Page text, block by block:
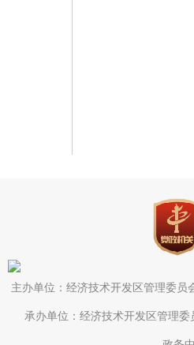
主办单位：经济技术开发区管理委
承办单位：经济技术开发区管理委